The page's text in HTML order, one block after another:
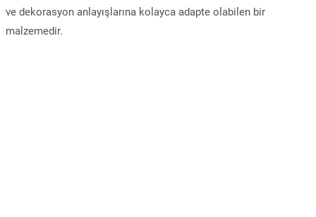
ve dekorasyon anlayışlarına kolayca adapte olabilen bir
malzemedir.